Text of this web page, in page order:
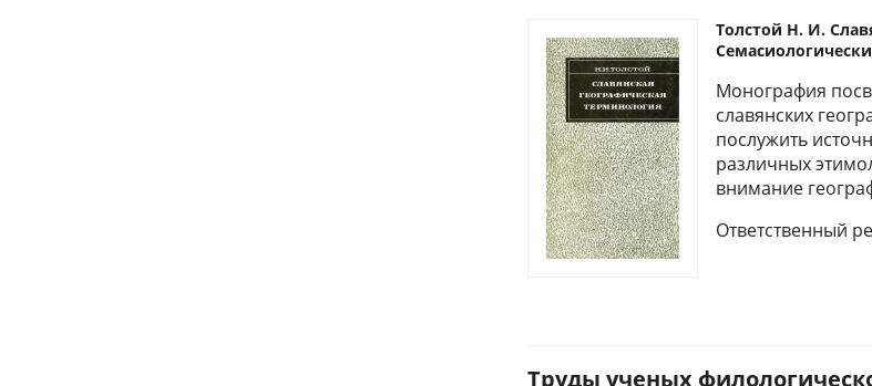
Толстой Н. И.
Монография
славянских
послужить
различных
внимание
Ответственный
Труды ученых